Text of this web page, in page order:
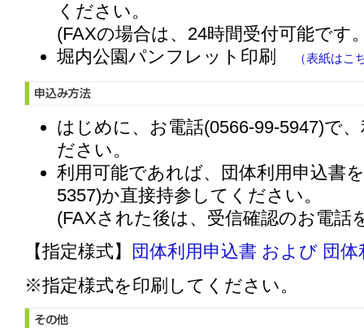
ください。
(FAXの場合は、24時間受付可能です
堀内公園パンフレット印刷
（表紙はこ
はじめに、お電話(0566-99-5947)で
ださい。
利用可能であれば、団体利用申込書
5357)か直接持参してください。
(FAXされた後は、受信確認のお電話
【指定様式】
団体利用申込書 および 団体
※指定様式を印刷してください。